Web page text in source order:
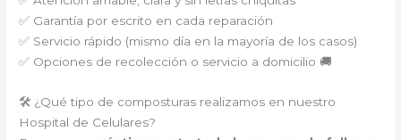
✅ Garantía por escrito en cada reparación
✅ Servicio rápido (mismo día en la mayoría de los casos)
✅ Opciones de recolección o servicio a domicilio 🚚
🛠️ ¿Qué tipo de composturas realizamos en nuestro
Hospital de Celulares?